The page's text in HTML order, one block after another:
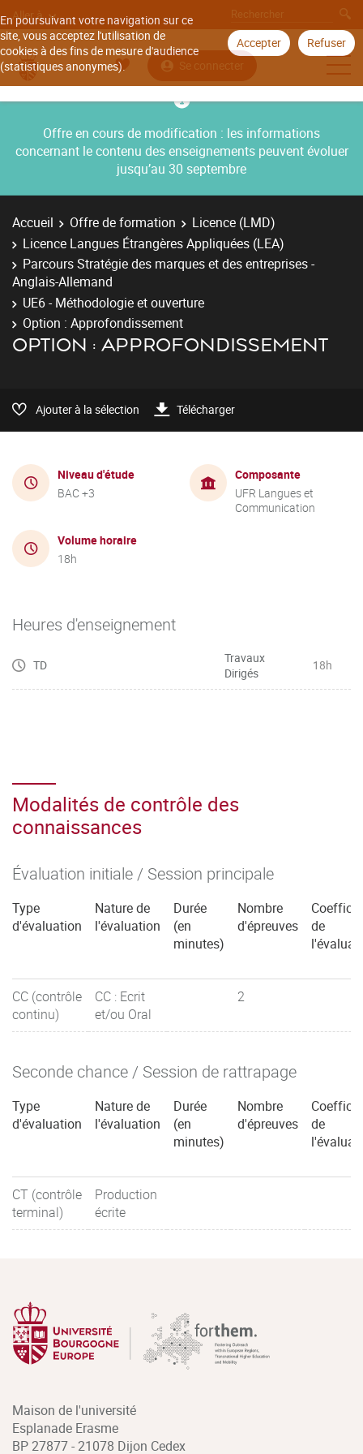
En poursuivant votre navigation sur ce
site, vous acceptez l'utilisation de
cookies à des fins de mesure d'audience
(statistiques anonymes).
Accepter Refuser
Aller à
Se connecter
Offre en cours de modification : les informations
concernant le contenu des enseignements peuvent évoluer
jusqu’au 30 septembre
Accueil Offre de formation
Licence (LMD)
Licence Langues Étrangères Appliquées (LEA)
Parcours Stratégie des marques et des entreprises -
Anglais-Allemand
UE6 - Méthodologie et ouverture
Option : Approfondissement
OPTION : APPROFONDISSEMENT
Ajouter à la sélection Télécharger
Niveau d'étude
BAC +3
Composante
UFR Langues et
Communication
Volume horaire
18h
Heures d'enseignement
TD
Travaux
Dirigés
18h
Modalités de contrôle des
connaissances
Évaluation initiale / Session principale
Type
d'évaluation
Nature de
l'évaluation
Durée
(en
minutes)
Nombre
d'épreuves
de
CC (contrôle
continu)
CC : Ecrit
et/ou Oral
2
Seconde chance / Session de rattrapage
Type
d'évaluation
Nature de
l'évaluation
Durée
(en
minutes)
Nombre
d'épreuves
de
CT (contrôle
terminal)
Production
écrite
Maison de l'université
Esplanade Erasme
BP 27877 - 21078 Dijon Cedex